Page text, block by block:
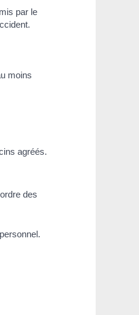
par le
moins
agréés.
des